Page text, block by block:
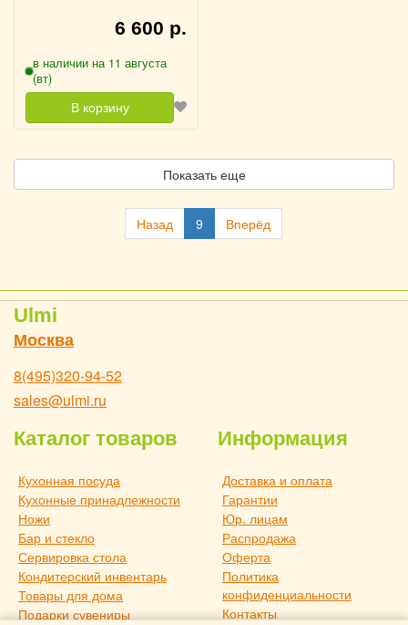
6 600 р.
в наличии на 11 августа
(вт)
В корзину
Показать еще
Назад 9 Вперёд
Ulmi
Москва
8(495)320-94-52
sales@ulmi.ru
Каталог товаров
Кухонная посуда
Кухонные принадлежности
Ножи
Бар и стекло
Сервировка стола
Кондитерский инвентарь
Товары для дома
Подарки сувениры
Информация
Доставка и оплата
Гарантии
Юр. лицам
Распродажа
Оферта
Политика
конфиденциальности
Контакты